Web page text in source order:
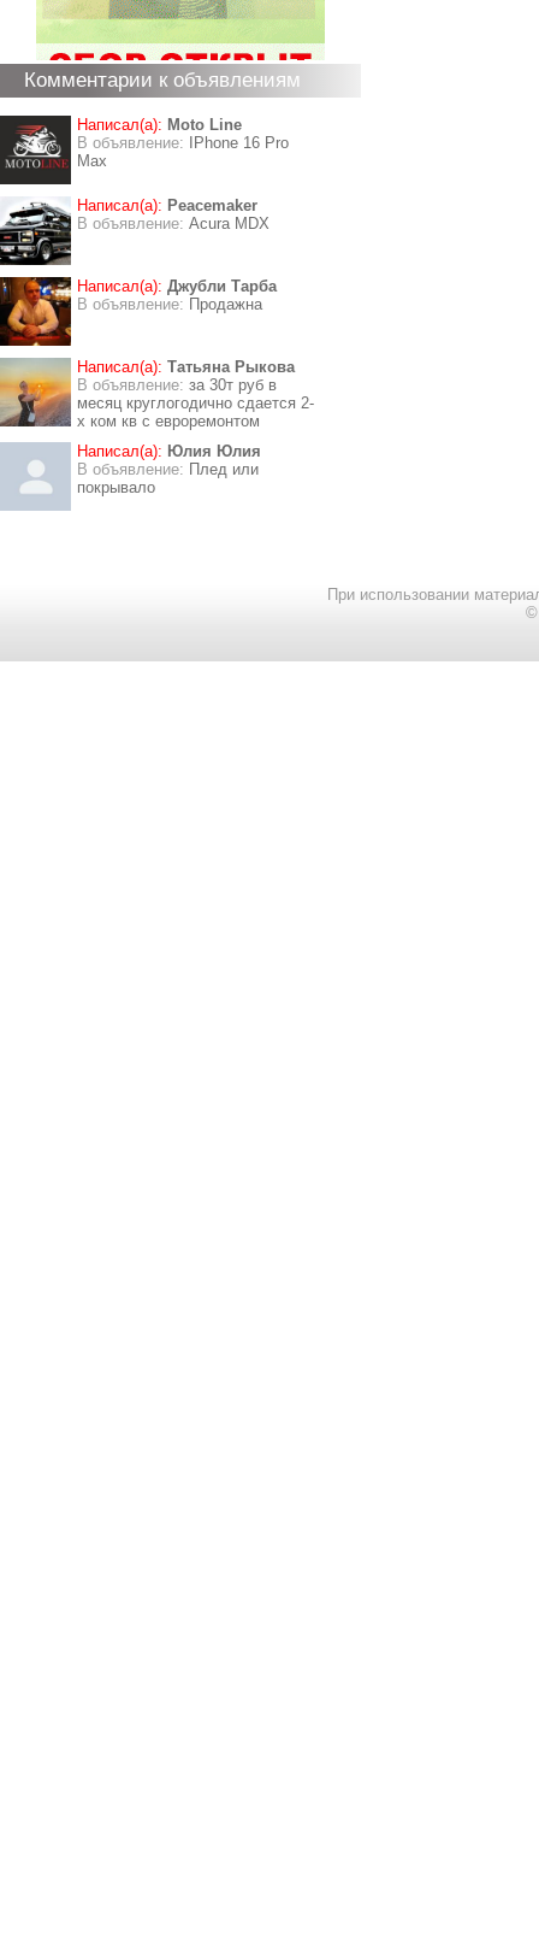
Комментарии к объявлениям
Написал(а): Moto Line
В объявление:
IPhone 16 Pro
Max
Написал(а): Peacemaker
В объявление: Acura MDX
Написал(а): Джубли Тарба
В объявление: Продажна
Написал(а): Татьяна Рыкова
В объявление: за 30т руб в
месяц круглогодично сдается 2-
х ком кв с евроремонтом
Написал(а): Юлия Юлия
В объявление: Плед или
покрывало
При использовании